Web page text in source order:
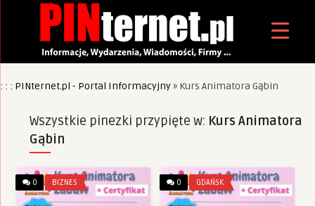
: : : PINternet.pl - Portal Informacyjny» Kurs Animatora Gąbin
Wszystkie pinezki przypięte w: Kurs Animatora
Gąbin
0 BIZNES 0 GDAŃSK